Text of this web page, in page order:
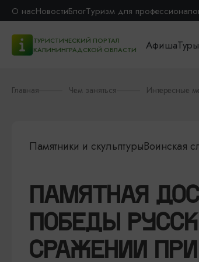
О насНовостиБлогТуризм для
ТУРИСТИЧЕСКИЙ ПОРТАЛ
КАЛИНИНГРАДСКОЙ ОБЛАСТИ
Афиша
Главная Чем заняться Интересные
Памятники и скульптурыВоинская
ПАМЯТНАЯ
ПОБЕДЫ
СРАЖЕНИИ